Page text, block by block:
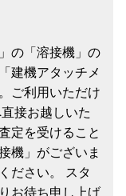
の「溶接機」の
建機アタッチメ
ご利用いただけ
接お越しいた
定を受けること
機」がございま
ださい。 スタ
お待ち申し上げ